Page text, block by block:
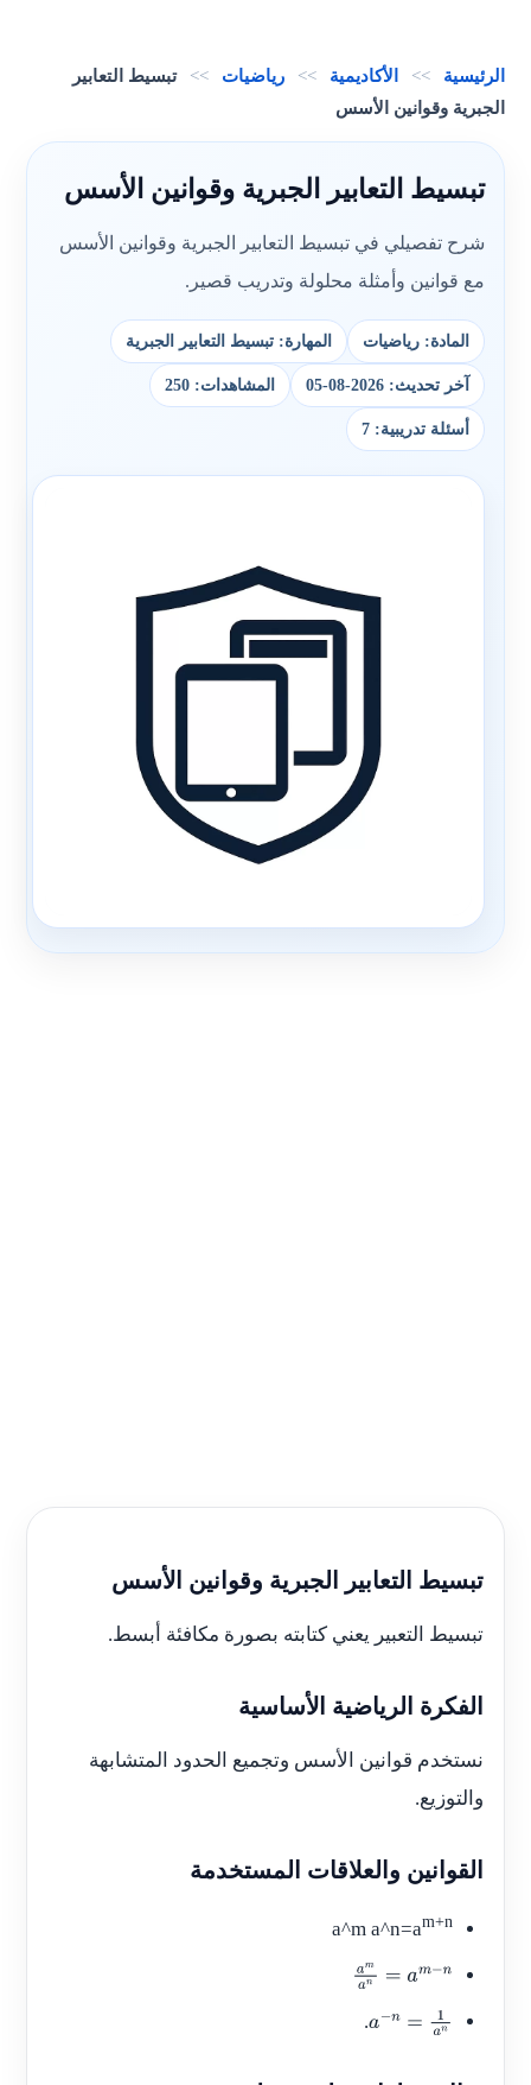
الرئيسية >> الأكاديمية >> رياضيات >>
تبسيط التعابير
الجبرية وقوانين الأسس
تبسيط التعابير الجبرية وقوانين الأسس
شرح تفصيلي في تبسيط التعابير الجبرية وقوانين الأسس
مع قوانين وأمثلة محلولة وتدريب قصير.
المادة: رياضيات المهارة: تبسيط التعابير الجبرية
آخر تحديث: 2026-08-05 المشاهدات: 250
أسئلة تدريبية: 7
تبسيط التعابير الجبرية وقوانين الأسس
تبسيط التعبير يعني كتابته بصورة مكافئة أبسط.
الفكرة الرياضية الأساسية
نستخدم قوانين الأسس وتجميع الحدود المتشابهة
والتوزيع.
القوانين والعلاقات المستخدمة
a^m a^n=am+n
am an =am −
a n =1 an
.